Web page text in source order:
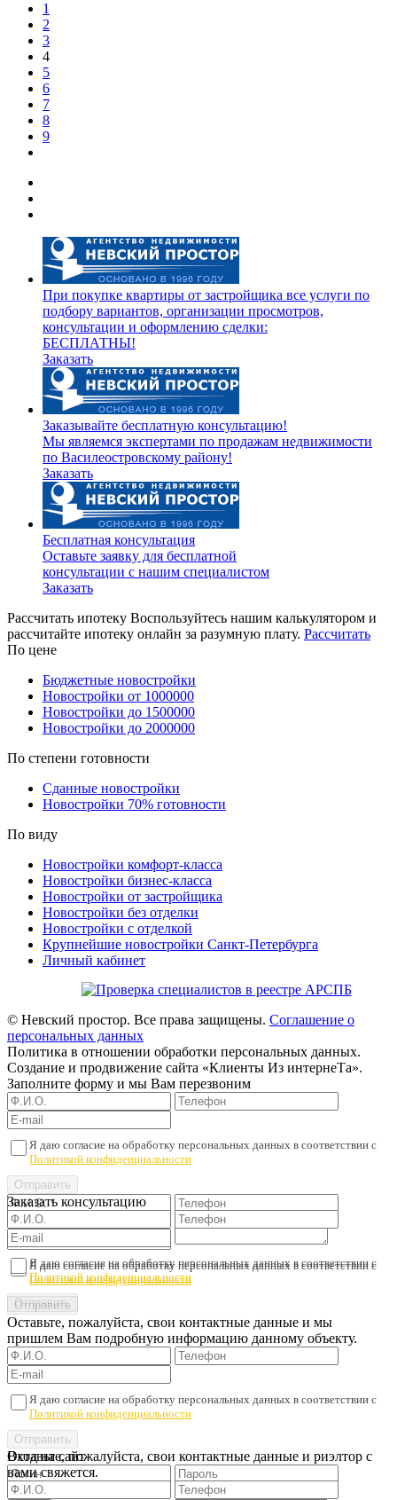
1
2
3
4
5
6
7
8
9
При покупке квартиры от застройщика все услуги по
подбору вариантов, организации просмотров,
консультации и оформлению сделки:
БЕСПЛАТНЫ!
Заказать
Заказывайте бесплатную консультацию!
Мы являемся экспертами по продажам недвижимости
по Василеостровскому району!
Заказать
Бесплатная консультация
Оставьте заявку для бесплатной
консультации с нашим специалистом
Заказать
Рассчитать ипотеку Воспользуйтесь нашим калькулятором и
рассчитайте ипотеку онлайн за разумную плату. Рассчитать
По цене
Бюджетные новостройки
Новостройки от 1000000
Новостройки до 1500000
Новостройки до 2000000
По степени готовности
Сданные новостройки
Новостройки 70% готовности
По виду
Новостройки комфорт-класса
Новостройки бизнес-класса
Новостройки от застройщика
Новостройки без отделки
Новостройки с отделкой
Крупнейшие новостройки Санкт-Петербурга
Личный кабинет
© Невский простор. Все права защищены. Соглашение о
персональных данных
Политика в отношении обработки персональных данных.
Создание и продвижение сайта «Клиенты Из интернеТа».
Заполните форму и мы Вам перезвоним
Я даю согласие на обработку персональных данных в соответствии с
Политикой конфиденциальности
Заказать консультацию
Я даю согласие на обработку персональных данных в соответствии с
Политикой конфиденциальности
Я даю согласие на обработку персональных данных в соответствии с
Политикой конфиденциальности
Оставьте, пожалуйста, свои контактные данные и мы
пришлем Вам подробную информацию данному объекту.
Я даю согласие на обработку персональных данных в соответствии с
Политикой конфиденциальности
Оставьте, пожалуйста, свои контактные данные и риэлтор с
вами свяжется.
Вход на сайт